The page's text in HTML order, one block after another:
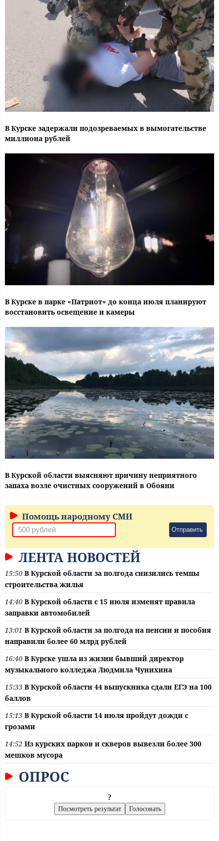
В Курске задержали подозреваемых в вымогательстве
миллиона рублей
В Курске в парке «Патриот» до конца июля планируют
восстановить освещение и камеры
В Курской области выясняют причину неприятного
запаха возле очистных сооружений в Обояни
Помощь народному СМИ
Отправить
ЛЕНТА НОВОСТЕЙ
15:50 В Курской области за полгода снизились темпы
строительства жилья
14:40 В Курской области с 15 июля изменят правила
заправки автомобилей
13:01 В Курской области за полгода на пенсии и пособия
направили более 60 млрд рублей
16:40 В Курске ушла из жизни бывший директор
музыкального колледжа Людмила Чунихина
15:33 В Курской области 44 выпускника сдали ЕГЭ на 100
баллов
15:13 В Курской области 14 июля пройдут дожди с
грозами
14:52 Из курских парков и скверов вывезли более 300
мешков мусора
ОПРОС
?